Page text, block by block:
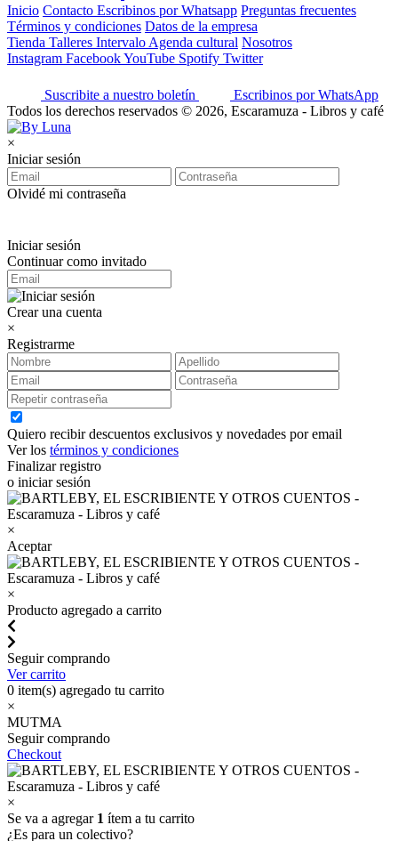
Inicio Contacto Escribinos por Whatsapp Preguntas frecuentes
Términos y condiciones Datos de la empresa
Tienda Talleres Intervalo Agenda cultural Nosotros
Instagram FacebookYouTube Spotify Twitter
Suscribite a nuestro boletín
Escribinos por WhatsApp
Todos los derechos reservados © 2026, Escaramuza - Libros y café
×
Iniciar sesión
Olvidé mi contraseña
Iniciar sesión
Continuar como invitado
Crear una cuenta
×
Registrarme
Quiero recibir descuentos exclusivos y novedades por email
Ver los términos y condiciones
Finalizar registro
o iniciar sesión
×
Aceptar
×
Producto agregado a carrito
Seguir comprando
Ver carrito
0 item(s) agregado tu carrito
×
MUTMA
Seguir comprando
Checkout
×
Se va a agregar 1 ítem a tu carrito
¿Es para un colectivo?